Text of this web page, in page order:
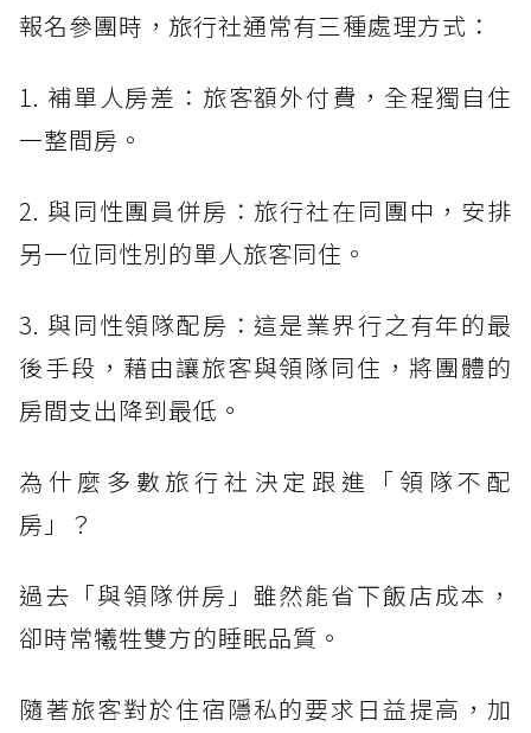
報名參團時，旅行社通常有三種處理方式：
1. 補單人房差：旅客額外付費，全程獨自住
一整間房。
2. 與同性團員併房：旅行社在同團中，安排
另一位同性別的單人旅客同住。
3. 與同性領隊配房：這是業界行之有年的最
後手段，藉由讓旅客與領隊同住，將團體的
房間支出降到最低。
為什麼多數旅行社決定跟進「領隊不配
房」？
過去「與領隊併房」雖然能省下飯店成本，
卻時常犧牲雙方的睡眠品質。
隨著旅客對於住宿隱私的要求日益提高，加